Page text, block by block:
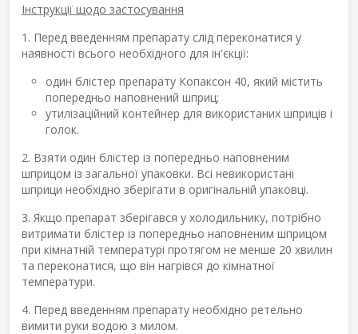
Інструкції щодо застосування
1. Перед введенням препарату слід переконатися у
наявності всього необхідного для ін'єкції:
один блістер препарату Копаксон 40, який містить
попередньо наповнений шприц;
утилізаційний контейнер для використаних шприців і
голок.
2. Взяти один блістер із попередньо наповненим
шприцом із загальної упаковки. Всі невикористані
шприци необхідно зберігати в оригінальній упаковці.
3. Якщо препарат зберігався у холодильнику, потрібно
витримати блістер із попередньо наповненим шприцом
при кімнатній температурі протягом не менше 20 хвилин
та переконатися, що він нагрівся до кімнатної
температури.
4. Перед введенням препарату необхідно ретельно
вимити руки водою з милом.